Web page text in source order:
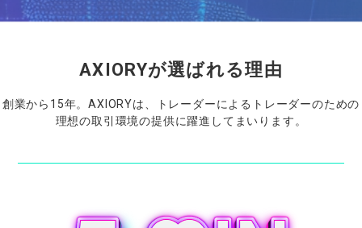
AXIORYが選ばれる理由
創業から 15年。AXIORYは、 トレーダーに よる トレーダーのための
理想の取引環境の提供に躍進してまいります。